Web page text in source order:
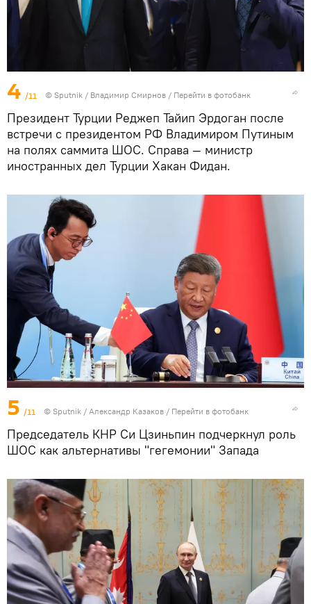
4 /11 © Sputnik / Владимир Смирнов / Перейти в фотобанк
Президент Турции Реджеп Тайип Эрдоган после
встречи с президентом РФ Владимиром Путиным
на полях саммита ШОС. Справа — министр
иностранных дел Турции Хакан Фидан.
5 /11 © Sputnik / Александр Казаков / Перейти в фотобанк
Председатель КНР Си Цзиньпин подчеркнул роль
ШОС как альтернативы "гегемонии" Запада